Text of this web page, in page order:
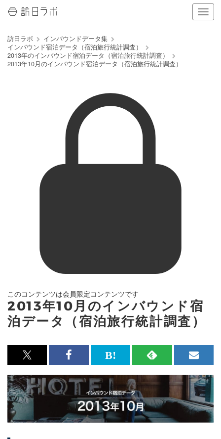
ナ
ビ
訪日ラボ
インバウンドデータ集
インバウンド宿泊データ（宿泊旅行統計調査）
2013年のインバウンド宿泊データ（宿泊旅行統計調査）
2013年10月のインバウンド宿泊データ（宿泊旅行統計調査）
このコンテンツは会員限定コンテンツです
2013年10月のインバウンド宿
泊データ（宿泊旅行統計調査）
x<br>
で
記
事
を
Facebook<br>
で
記
事
を
は
て
な
ブ
ッ
RSS
で
記
事
を
メ
ル
マ
ガ
登